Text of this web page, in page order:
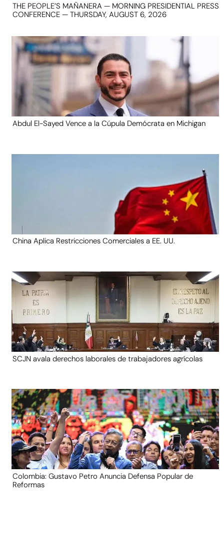
THE PEOPLE’S MAÑANERA — MORNING PRESIDENTIAL PRESS
CONFERENCE — THURSDAY, AUGUST 6, 2026
Abdul El-Sayed Vence a la Cúpula Demócrata en Michigan
China Aplica Restricciones Comerciales a EE. UU.
SCJN avala derechos laborales de trabajadores agrícolas
Colombia: Gustavo Petro Anuncia Defensa Popular de
Reformas